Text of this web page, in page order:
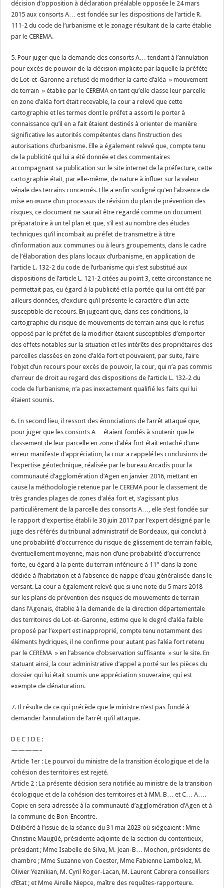
décision d’opposition à déclaration préalable opposée le 24 mars
2015 aux consorts A… est fondée sur les dispositions de l’article R.
111-2 du code de l’urbanisme et le zonage résultant de la carte établie
par le CEREMA.
5. Pour juger que la demande des consorts A… tendant à l’annulation
pour excès de pouvoir de la décision implicite par laquelle la préfète
de Lot-et-Garonne a refusé de modifier la carte d’aléa » mouvement
de terrain » établie par le CEREMA en tant qu’elle classe leur parcelle
en zone d’aléa fort était recevable, la cour a relevé que cette
cartographie et les termes dont le préfet a assorti le porter à
connaissance qu’il en a fait étaient destinés à orienter de manière
significative les autorités compétentes dans l’instruction des
autorisations d’urbanisme. Elle a également relevé que, compte tenu
de la publicité qui lui a été donnée et des commentaires
accompagnant sa publication sur le site internet de la préfecture, cette
cartographie était, par elle-même, de nature à influer sur la valeur
vénale des terrains concernés. Elle a enfin souligné qu’en l’absence de
mise en œuvre d’un processus de révision du plan de prévention des
risques, ce document ne saurait être regardé comme un document
préparatoire à un tel plan et que, s’il est au nombre des études
techniques qu’il incombait au préfet de transmettre à titre
d’information aux communes ou à leurs groupements, dans le cadre
de l’élaboration des plans locaux d’urbanisme, en application de
l’article L. 132-2 du code de l’urbanisme qui s’est substitué aux
dispositions de l’article L. 121-2 citées au point 3, cette circonstance ne
permettait pas, eu égard à la publicité et la portée qui lui ont été par
ailleurs données, d’exclure qu’il présente le caractère d’un acte
susceptible de recours. En jugeant que, dans ces conditions, la
cartographie du risque de mouvements de terrain ainsi que le refus
opposé par le préfet de la modifier étaient susceptibles d’emporter
des effets notables sur la situation et les intérêts des propriétaires des
parcelles classées en zone d’aléa fort et pouvaient, par suite, faire
l’objet d’un recours pour excès de pouvoir, la cour, qui n’a pas commis
d’erreur de droit au regard des dispositions de l’article L. 132-2 du
code de l’urbanisme, n’a pas inexactement qualifié les faits qui lui
étaient soumis.
6. En second lieu, il ressort des énonciations de l’arrêt attaqué que,
pour juger que les consorts A… étaient fondés à soutenir que le
classement de leur parcelle en zone d’aléa fort était entaché d’une
erreur manifeste d’appréciation, la cour a rappelé les conclusions de
l’expertise géotechnique, réalisée par le bureau Arcadis pour la
communauté d’agglomération d’Agen en janvier 2016, mettant en
cause la méthodologie retenue par le CEREMA pour le classement de
très grandes plages de zones d’aléa fort et, s’agissant plus
particulièrement de la parcelle des consorts A…, elle s’est fondée sur
le rapport d’expertise établi le 30 juin 2017 par l’expert désigné par le
juge des référés du tribunal administratif de Bordeaux, qui conclut à
une probabilité d’occurrence du risque de glissement de terrain faible,
éventuellement moyenne, mais non d’une probabilité d’occurrence
forte, eu égard à la pente du terrain inférieure à 11° dans la zone
dédiée à l’habitation et à l’absence de nappe d’eau généralisée dans le
versant. La cour a également relevé que si une note du 5 mars 2018
sur les plans de prévention des risques de mouvements de terrain
dans l’Agenais, établie à la demande de la direction départementale
des territoires de Lot-et-Garonne, estime que le degré d’aléa faible
proposé par l’expert est inapproprié, compte tenu notamment des
éléments hydriques, il ne confirme pour autant pas l’aléa fort retenu
par le CEREMA » en l’absence d’observation suffisante » sur le site. En
statuant ainsi, la cour administrative d’appel a porté sur les pièces du
dossier qui lui était soumis une appréciation souveraine, qui est
exempte de dénaturation.
7. Il résulte de ce qui précède que le ministre n’est pas fondé à
demander l’annulation de l’arrêt qu’il attaque.
D E C I D E :
————–
Article 1er : Le pourvoi du ministre de la transition écologique et de la
cohésion des territoires est rejeté.
Article 2 : La présente décision sera notifiée au ministre de la transition
écologique et de la cohésion des territoires et à MM. B… et C… A….
Copie en sera adressée à la communauté d’agglomération d’Agen et à
la commune de Bon-Encontre.
Délibéré à l’issue de la séance du 31 mai 2023 où siégeaient : Mme
Christine Maugüé, présidente adjointe de la section du contentieux,
présidant ; Mme Isabelle de Silva, M. Jean-B… Mochon, présidents de
chambre ; Mme Suzanne von Coester, Mme Fabienne Lambolez, M.
Olivier Yeznikian, M. Cyril Roger-Lacan, M. Laurent Cabrera conseillers
d’Etat ; et Mme Airelle Niepce, maître des requêtes-rapporteure.